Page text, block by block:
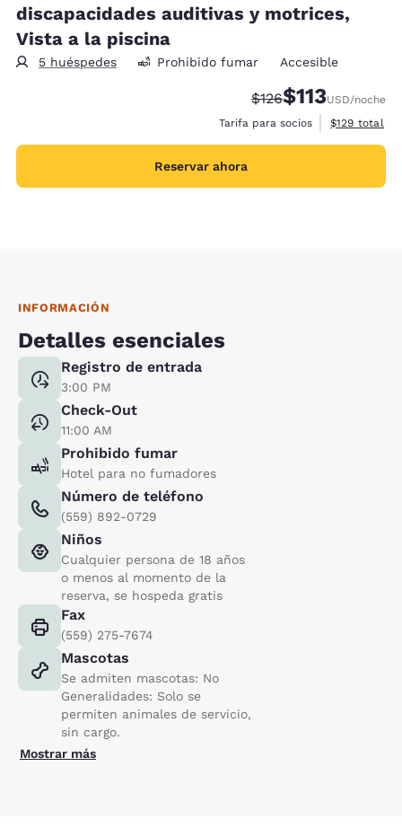
discapacidades auditivas y motrices,
Vista a la piscina
5 huéspedes Prohibido fumar Accesible
Precio tachado:
$126Precio con
$113USD/noche
Tarifa para socios
Ver detalles
$129 total
Reservar ahora
INFORMACIÓN
Detalles esenciales
Registro de entrada
3:00 PM
Check-Out
11:00 AM
Prohibido fumar
Hotel para no fumadores
Número de teléfono
(559) 892-0729
Niños
Cualquier persona de 18 años
o menos al momento de la
reserva, se hospeda gratis
Fax
(559) 275-7674
Mascotas
Se admiten mascotas: No
Generalidades: Solo se
permiten animales de servicio,
sin cargo.
Mostrar más